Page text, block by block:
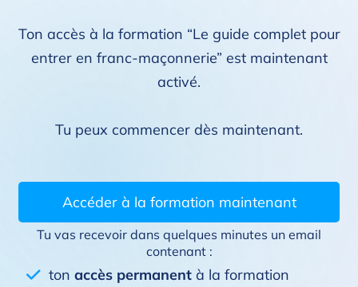
Ton accès à la formation “Le guide complet pour
entrer en franc-maçonnerie” est maintenant
activé.
Tu peux commencer dès maintenant.
Accéder à la formation maintenant
Tu vas recevoir dans quelques minutes un email
contenant :
ton accès permanent à la formation